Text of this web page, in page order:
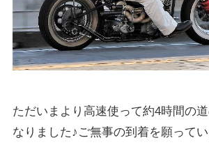
ただいまより高速使って約4時間の
なりました♪ご無事の到着を願って